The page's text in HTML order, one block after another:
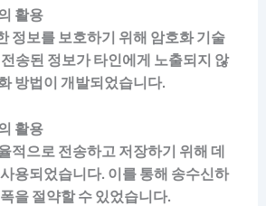
활용
정보를 보호하기 위해 암호화 기술
송된 정보가 타인에게 노출되지 않
방법이 개발되었습니다.
활용
적으로 전송하고 저장하기 위해 데
용되었습니다. 이를 통해 송수신하
을 절약할 수 있었습니다.